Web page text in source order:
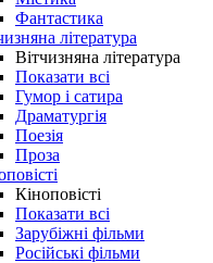
Фантастика
література
Вітчизняна література
Показати всі
Гумор і сатира
Драматургія
Поезія
Проза
Кіноповісті
Показати всі
Зарубіжні фільми
Російські фільми